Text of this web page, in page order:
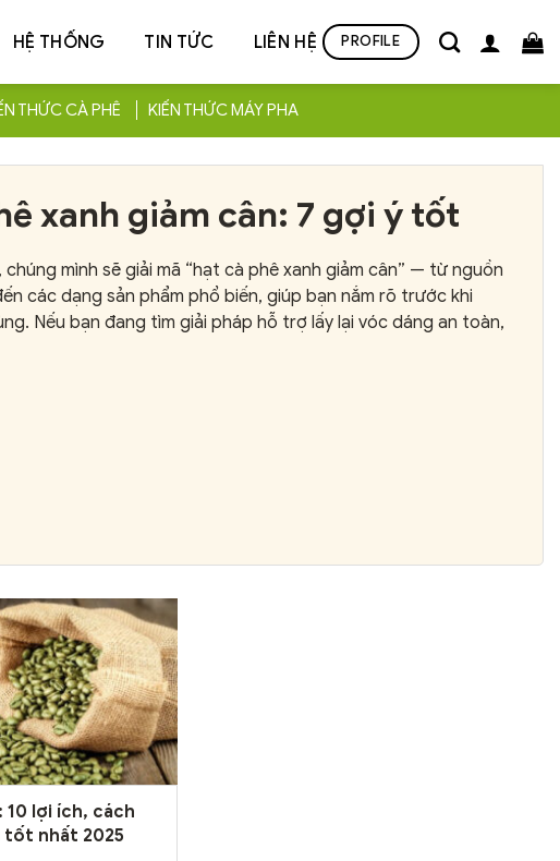
HỆ THỐNG TIN TỨC LIÊN HỆ PROFILE
THỨC CÀ PHÊ KIẾN THỨC MÁY PHA
xanh giảm cân: 7 gợi ý tốt
đáng mua
chúng mình sẽ giải mã “hạt cà phê xanh giảm cân” — từ nguồn
các dạng sản phẩm phổ biến, giúp bạn nắm rõ trước khi
Nếu bạn đang tìm giải pháp hỗ trợ lấy lại vóc dáng an toàn,
10 lợi ích, cách
tốt nhất 2025